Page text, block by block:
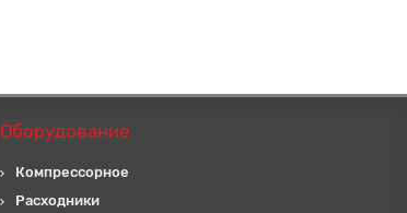
Оборудование
Компрессорное
Расходники